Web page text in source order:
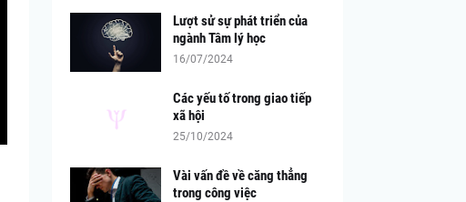
Lượt sử sự phát triển của
ngành Tâm lý học
16/07/2024
Các yếu tố trong giao tiếp
xã hội
25/10/2024
Vài vấn đề về căng thẳng
trong công việc